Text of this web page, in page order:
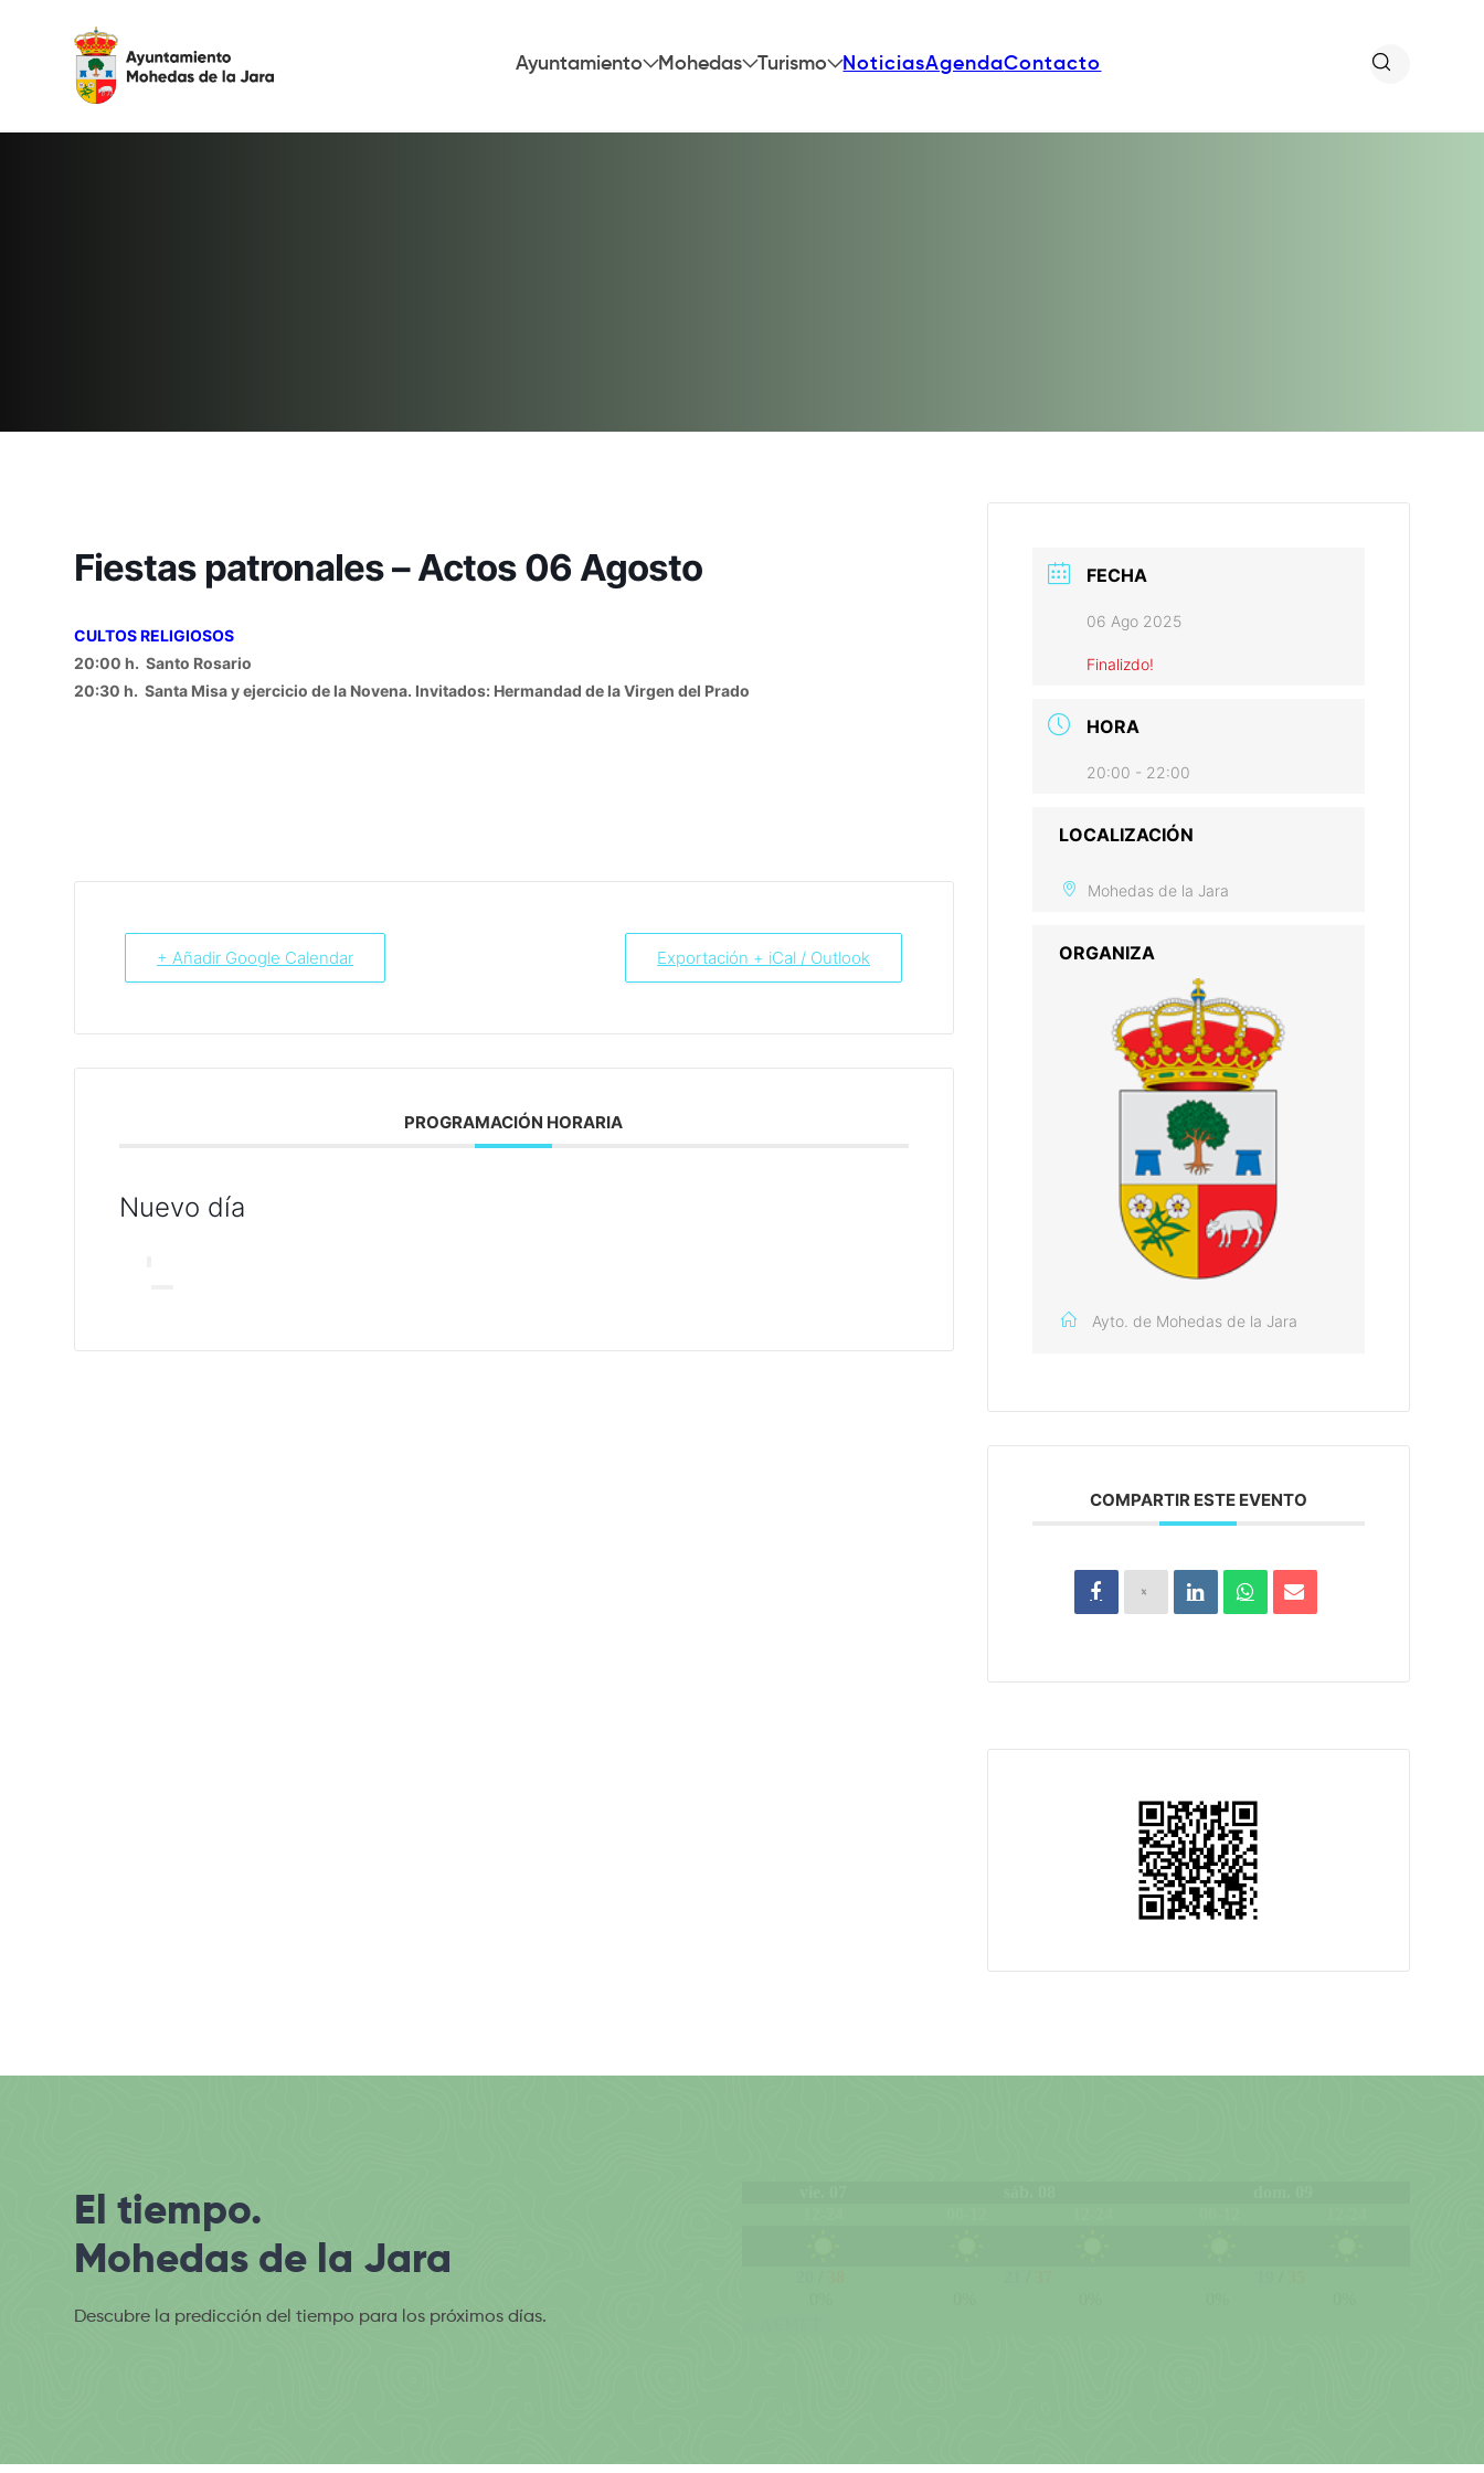
Ayuntamiento Mohedas Turismo NoticiasAgendaContacto
Fiestas patronales – Actos 06 Agosto
CULTOS RELIGIOSOS
20:00 h. Santo Rosario
20:30 h. Santa Misa y ejercicio de la Novena. Invitados: Hermandad de la Virgen del Prado
+ Añadir Google Calendar Exportación + iCal / Outlook
PROGRAMACIÓN HORARIA
Nuevo día
FECHA
06 Ago 2025
Finalizdo!
HORA
20:00 - 22:00
LOCALIZACIÓN
Mohedas de la Jara
ORGANIZA
Ayto. de Mohedas de la Jara
COMPARTIR ESTE EVENTO
El tiempo.
Mohedas de la Jara
Descubre la predicción del tiempo para los próximos días.